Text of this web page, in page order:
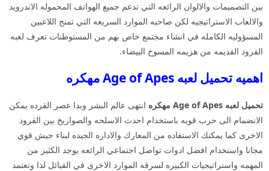
بين التصميمات والالوان الرائعه التي تدعم جميع الهواتف المحموله الاندرويد
والالعاب الاستراتيجيه لكن صاحبه الموارد السريعه التي تمنح اللاعبين
المسؤوليه الكامله في انشاء مجتمع خاص بهم من المستوطنات تعرف لعبه
القرود القديمه من هزيمه المسوخ البيضاء.
اهميه تحميل لعبه Age of Apes مهكره
تحميل لعبه Age of Apes مهكره
انتهى عالم البشر وبدا عصر القرده يمكن
الانضمام الى حرب قويه باستخدام احدث الاسلحه والصواريخ بين القرود
الاخرى كما يمكنك الاستفاده من المعارك والاداره الجيده لبناء جيش قوي
مجانا واستخدام افضل ادوات تواصل اجتماعي الرائعه يوجد الكثير من
المهمه واستراتيجيات الكبيره لسرقه الموارد الاخرى في القبائل لذا وتعتمد